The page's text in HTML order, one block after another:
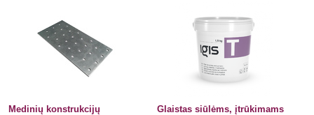
Medinių konstrukcijų
Glaistas siūlėms, įtrūkimams